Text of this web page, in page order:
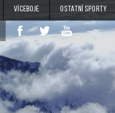
Víceboje Ostatní sporty